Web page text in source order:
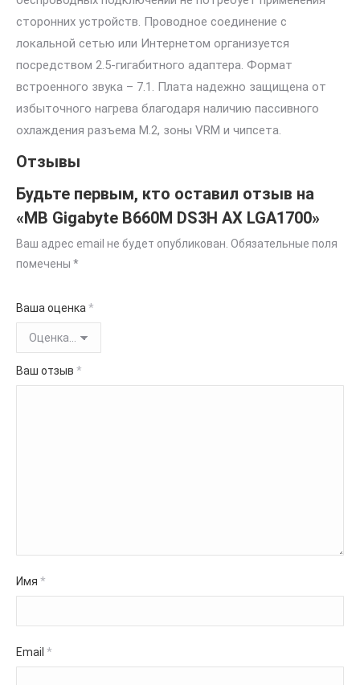
сторонних устройств. Проводное соединение с
локальной сетью или Интернетом организуется
посредством 2.5-гигабитного адаптера. Формат
встроенного звука – 7.1. Плата надежно защищена от
избыточного нагрева благодаря наличию пассивного
охлаждения разъема M.2, зоны VRM и чипсета.
Отзывы
Будьте первым, кто оставил отзыв на
«MB Gigabyte B660M DS3H AX LGA1700»
Ваш адрес email не будет опубликован. Обязательные поля
помечены *
Ваша оценка *
Ваш отзыв *
Имя *
Email *